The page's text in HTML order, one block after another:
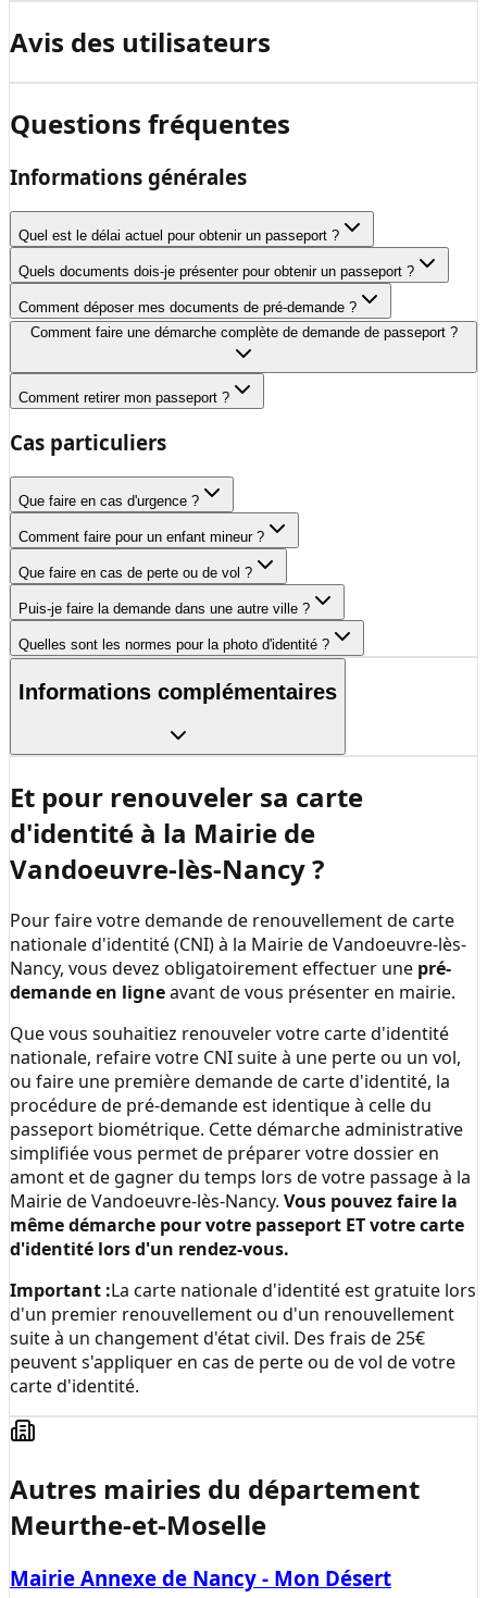
Avis des utilisateurs
Questions fréquentes
Informations générales
Quel est le délai actuel pour obtenir un passeport ?
Quels documents dois-je présenter pour obtenir un passeport ?
Comment déposer mes documents de pré-demande ?
Comment faire une démarche complète de demande de passeport ?
Comment retirer mon passeport ?
Cas particuliers
Que faire en cas d'urgence ?
Comment faire pour un enfant mineur ?
Que faire en cas de perte ou de vol ?
Puis-je faire la demande dans une autre ville ?
Quelles sont les normes pour la photo d'identité ?
Informations complémentaires
Et pour renouveler sa carte
d'identité à la Mairie de
Vandoeuvre-lès-Nancy?
Pour faire votre demande de renouvellement de carte
nationale d'identité (CNI) à la Mairie de Vandoeuvre-lès-
Nancy, vous devez obligatoirement effectuer une pré-
demande en ligneavant de vous présenter en mairie.
Que vous souhaitiez renouveler votre carte d'identité
nationale, refaire votre CNI suite à une perte ou un vol,
ou faire une première demande de carte d'identité, la
procédure de pré-demande est identique à celle du
passeport biométrique. Cette démarche administrative
simplifiée vous permet de préparer votre dossier en
amont et de gagner du temps lors de votre passage à la
Mairie de Vandoeuvre-lès-Nancy. Vous pouvez faire la
même démarche pour votre passeport ET votre carte
d'identité lors d'un rendez-vous.
Important :La carte nationale d'identité est gratuite lors
d'un premier renouvellement ou d'un renouvellement
suite à un changement d'état civil. Des frais de 25€
peuvent s'appliquer en cas de perte ou de vol de votre
carte d'identité.
Autres mairies du département
Meurthe-et-Moselle
Mairie Annexe de Nancy - Mon Désert